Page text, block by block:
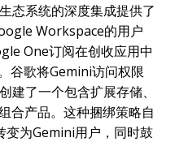
态系统的深度集成提供了
Workspace的用户
One订阅在创收应用中
谷歌将Gemini访问权限
建了一个包含扩展存储、
合产品。这种捆绑策略自
为Gemini用户，同时鼓